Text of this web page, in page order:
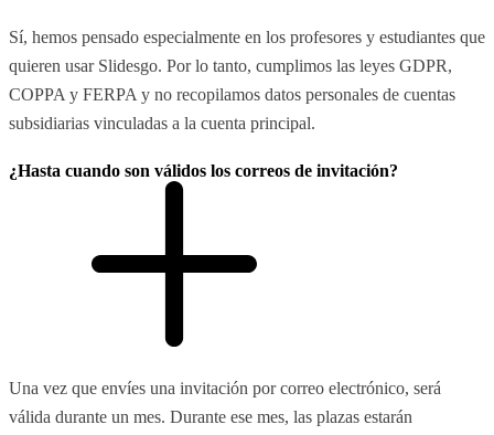
Sí, hemos pensado especialmente en los profesores y estudiantes que
quieren usar Slidesgo. Por lo tanto, cumplimos las leyes GDPR,
COPPA y FERPA y no recopilamos datos personales de cuentas
subsidiarias vinculadas a la cuenta principal.
¿Hasta cuando son válidos los correos de invitación?
Una vez que envíes una invitación por correo electrónico, será
válida durante un mes. Durante ese mes, las plazas estarán